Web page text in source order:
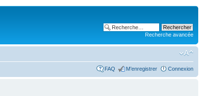
Recherche avancée
FAQ M’enregistrer Connexion